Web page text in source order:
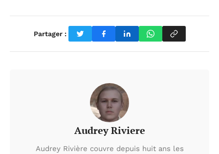
Partager :
Audrey Riviere
Audrey Rivière couvre depuis huit ans les